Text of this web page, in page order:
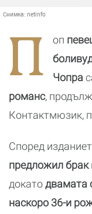
Снимка: netinfo
П оп
Чопра
романс,
Контактмюзик,
Според
предложил брак
докатодвамата
наскоро 36-и